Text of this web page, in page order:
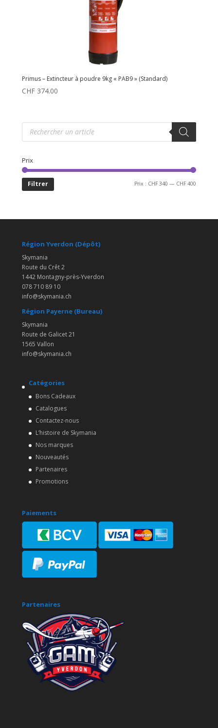
Primus – Extincteur à poudre 9kg « PAB9 » (Standard)
CHF374.00
Recherche
produits
Prix
Filtrer Prix : CHF 340 — CHF 400
Région Yverdon (Dépôt)
Skymania
Route du Crêt 2
1442 Montagny-près-Yverdon
078 710 89 10
info@skymania.ch
Région Payerne (Bureau)
Skymania
Route de Galicet 21
1565 Vallon
info@skymania.ch
Catégories
Bons Cadeaux
Catalogues
Contactez-nous
L’histoire de Skymania
Nos marques
Nouveautés
Partenaires
Promotions
Paiements
Partenaires